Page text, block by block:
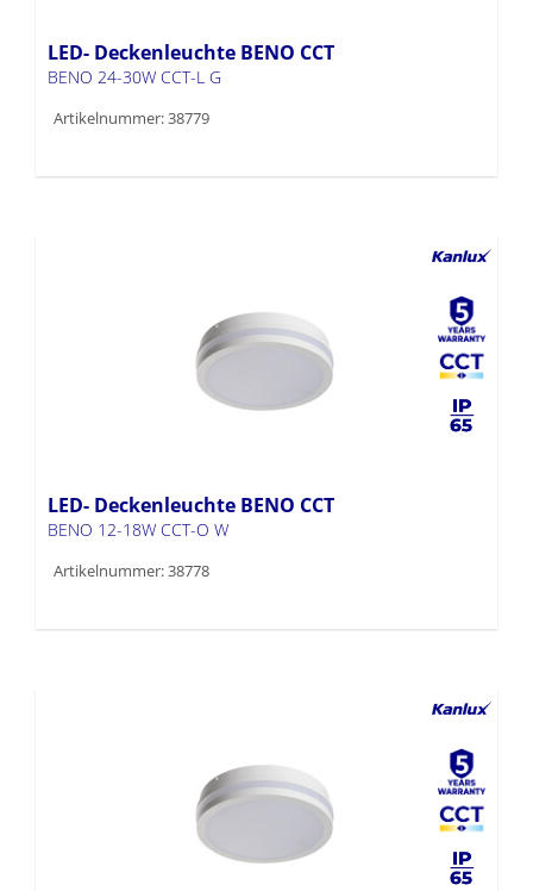
LED- Deckenleuchte BENO CCT
BENO 24-30W CCT-L G
Artikelnummer: 38779
LED- Deckenleuchte BENO CCT
BENO 12-18W CCT-O W
Artikelnummer: 38778